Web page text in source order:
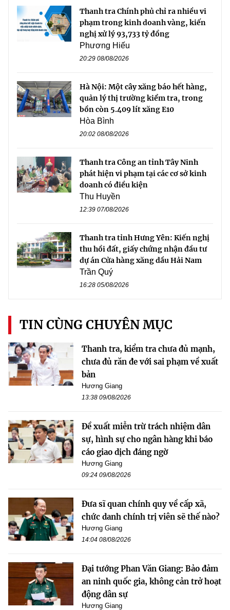
Thanh tra Chính phủ chỉ ra nhiều vi
phạm trong kinh doanh vàng, kiến
nghị xử lý 93,733 tỷ đồng
Phương Hiếu
20:29 08/08/2026
Hà Nội: Một cây xăng báo hết hàng,
quản lý thị trường kiểm tra, trong
bồn còn 5.409 lít xăng E10
Hòa Bình
20:02 08/08/2026
Thanh tra Công an tỉnh Tây Ninh
phát hiện vi phạm tại các cơ sở kinh
doanh có điều kiện
Thu Huyền
12:39 07/08/2026
Thanh tra tỉnh Hưng Yên: Kiến nghị
thu hồi đất, giấy chứng nhận đầu tư
dự án Cửa hàng xăng dầu Hải Nam
Trần Quý
16:28 05/08/2026
TIN CÙNG CHUYÊN MỤC
Thanh tra, kiểm tra chưa đủ mạnh,
chưa đủ răn đe với sai phạm về xuất
bản
Hương Giang
13:38 09/08/2026
Đề xuất miễn trừ trách nhiệm dân
sự, hình sự cho ngân hàng khi báo
cáo giao dịch đáng ngờ
Hương Giang
09:24 09/08/2026
Đưa sĩ quan chính quy về cấp xã,
chức danh chính trị viên sẽ thế nào?
Hương Giang
14:04 08/08/2026
Đại tướng Phan Văn Giang: Bảo đảm
an ninh quốc gia, không cản trở hoạt
động dân sự
Hương Giang